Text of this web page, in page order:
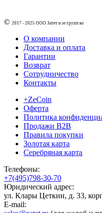
© 2017 - 2025 ООО Затет и зе групп ко
О компании
Доставка и оплата
Гарантии
Возврат
Сотрудничество
Контакты
+ZeCoin
Оферта
Политика
Продажи B2B
Правила покупки
Золотая карта
Серебряная карта
Телефоны:
+7(495)798-30-70
Юридический адрес:
ул. Клары Цеткин, д. 33,
E-mail: